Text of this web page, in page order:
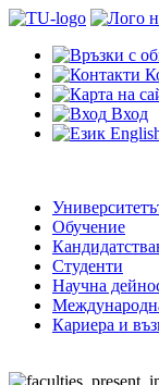
Вход
Обучение
Студенти
Научна
Кариера и